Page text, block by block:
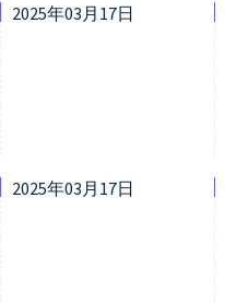
2025年03月17日
2025年03月17日